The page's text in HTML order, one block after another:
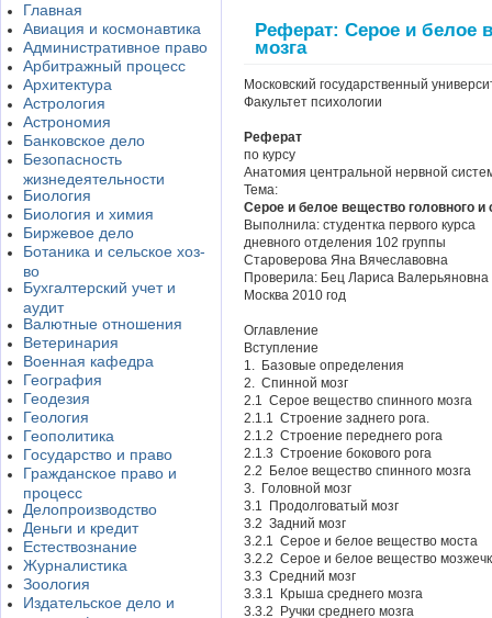
Главная
Авиация и космонавтика
Административное право
Арбитражный процесс
Архитектура
Астрология
Астрономия
Банковское дело
Безопасность
жизнедеятельности
Биология
Биология и химия
Биржевое дело
Ботаника и сельское хоз-
во
Бухгалтерский учет и
аудит
Валютные отношения
Ветеринария
Военная кафедра
География
Геодезия
Геология
Геополитика
Государство и право
Гражданское право и
процесс
Делопроизводство
Деньги и кредит
Естествознание
Журналистика
Зоология
Издательское дело и
Реферат: Серое и белое
мозга
Московский государственный
Факультет психологии
Реферат
по курсу
Анатомия центральной нервной
Тема:
Серое и белое вещество головного и
Выполнила: студентка первого курса
дневного отделения 102 группы
Староверова Яна Вячеславовна
Проверила: Бец Лариса Валерьяновна
Москва 2010 год
Оглавление
Вступление
1. Базовые определения
2. Спинной мозг
2.1 Серое вещество спинного мозга
2.1.1 Строение заднего рога.
2.1.2 Строение переднего рога
2.1.3 Строение бокового рога
2.2 Белое вещество спинного мозга
3. Головной мозг
3.1 Продолговатый мозг
3.2 Задний мозг
3.2.1 Серое и белое вещество моста
3.2.2 Серое и белое вещество
3.3 Средний мозг
3.3.1 Крыша среднего мозга
3.3.2 Ручки среднего мозга